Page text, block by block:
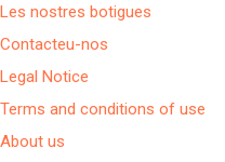
Les nostres botigues
Contacteu-nos
Legal Notice
Terms and conditions of use
About us